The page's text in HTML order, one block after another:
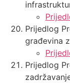
Prijedlog
građevina
Prijedlog